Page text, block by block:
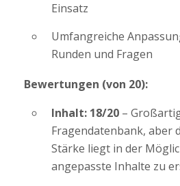
Einsatz
Umfangreiche
Runden und Fragen
Bewertungen (von 20):
Inhalt: 18/20 –
Fragendatenbank, aber
Stärke liegt in der
angepasste Inhalte zu